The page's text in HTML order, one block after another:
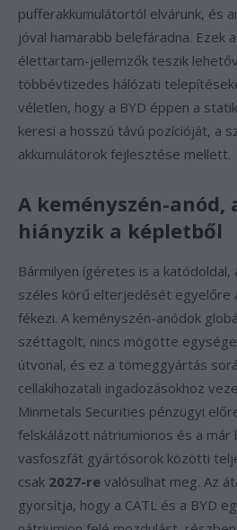
pufferakkumulátortól elvárunk, és
jóval hamarabb belefáradna. Ezek
élettartam-jellemzők teszik
többévtizedes hálózati
véletlen, hogy a BYD éppen a
keresi a hosszú távú pozícióját, a
akkumulátorok fejlesztése mellett.
A keményszén-anód,
hiányzik a képletből
Bármilyen ígéretes is a katódoldal,
széles körű elterjedését egyelőre
fékezi. A keményszén-anódok
széttagolt, nincs mögötte
útvonal, és ez a tömeggyártás
cellakihozatali ingadozásokhoz
Minmetals Securities pénzügyi
felskálázott nátriumionos és a
vasfoszfát gyártósorok közötti
csak 2027-re valósulhat meg. Az
gyorsítja, hogy a CATL és a BYD